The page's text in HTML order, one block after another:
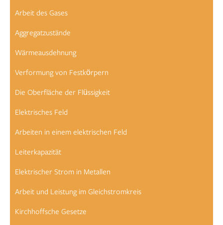
Arbeit des Gases
Aggregatzustände
Wärmeausdehnung
Verformung von Festkörpern
Die Oberfläche der Flüssigkeit
Elektrisches Feld
Arbeiten in einem elektrischen Feld
Leiterkapazität
Elektrischer Strom in Metallen
Arbeit und Leistung im Gleichstromkreis
Kirchhoffsche Gesetze